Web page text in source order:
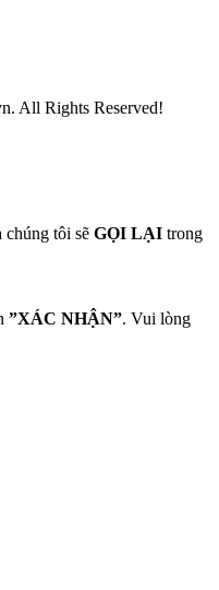
All Rights Reserved!
chúng tôi sẽ GỌI LẠI trong
”XÁC NHẬN”. Vui lòng